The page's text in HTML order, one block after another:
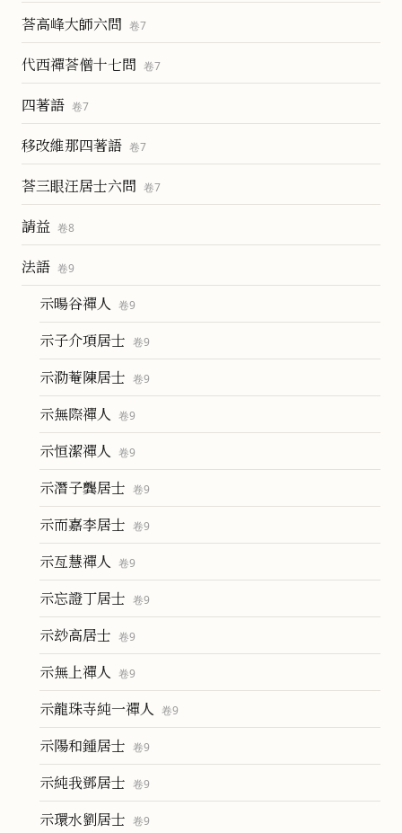
荅高峰大師六問 卷7
代西禪荅僧十七問 卷7
四著語 卷7
移改維那四著語 卷7
荅三眼汪居士六問 卷7
請益 卷8
法語 卷9
示暘谷禪人 卷9
示子介項居士 卷9
示泐菴陳居士 卷9
示無際禪人 卷9
示恒潔禪人 卷9
示潛子龔居士 卷9
示而嘉李居士 卷9
示亙慧禪人 卷9
示忘證丁居士 卷9
示玅高居士 卷9
示無上禪人 卷9
示龍珠寺純一禪人 卷9
示陽和鍾居士 卷9
示純我鄧居士 卷9
示環水劉居士 卷9